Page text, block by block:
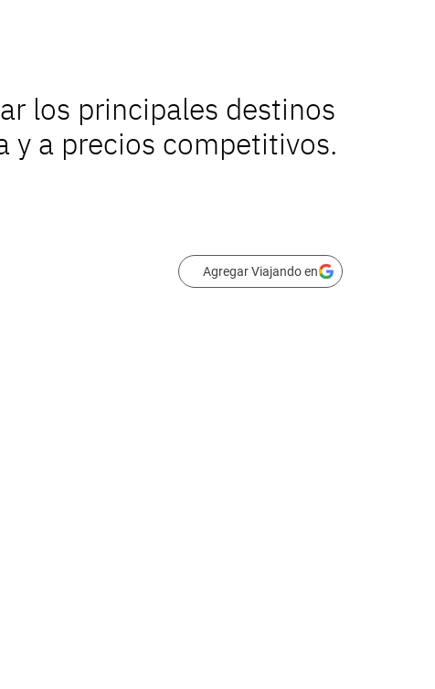
los principales destinos
y a precios competitivos.
Agregar Viajando en